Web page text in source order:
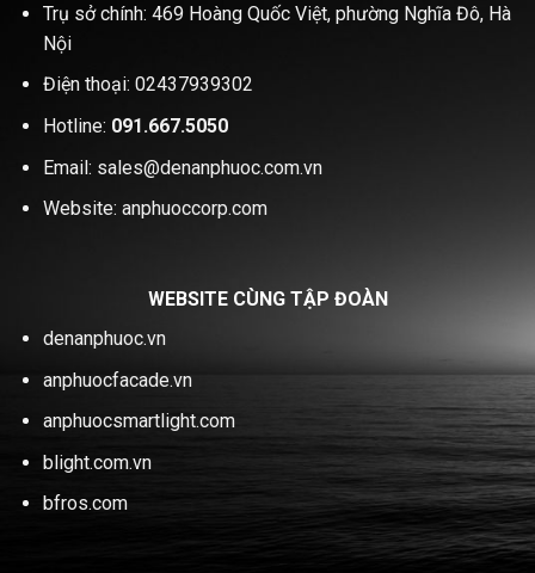
Trụ sở chính: 469 Hoàng Quốc Việt, phường Nghĩa Đô, Hà
Nội
Điện thoại: 02437939302
Hotline: 091.667.5050
Email: sales@denanphuoc.com.vn
Website: anphuoccorp.com
WEBSITE CÙNG TẬP ĐOÀN
denanphuoc.vn
anphuocfacade.vn
anphuocsmartlight.com
blight.com.vn
bfros.com